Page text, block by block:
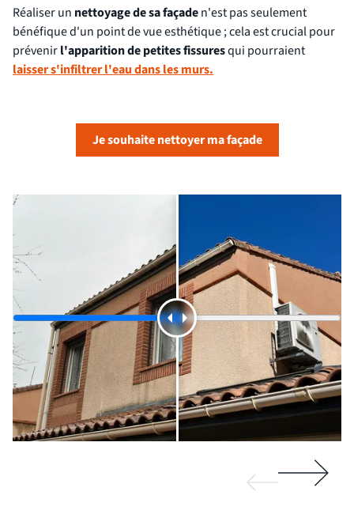
Réaliser un nettoyage de sa façaden'est pas seulement
bénéfique d'un point de vue esthétique ; cela est crucial pour
prévenirl'apparition de petites fissuresqui pourraient
laisser s'infiltrer l'eau dans les murs.
Je souhaite nettoyer ma façade